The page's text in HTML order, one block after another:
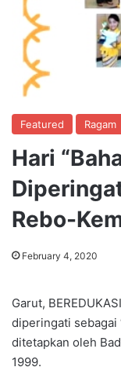
Featured Ragam
Hari
Rebo-
February 4, 2020
Garut,
diperingati sebagai
ditetapkan oleh
1999.